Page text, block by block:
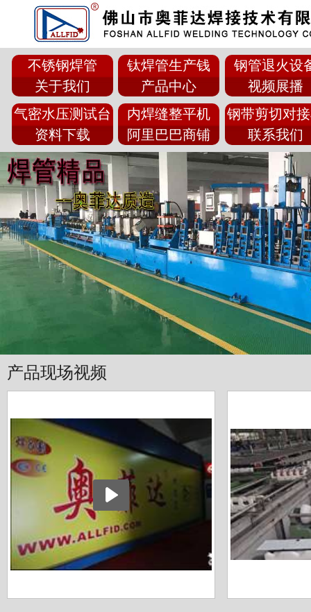
不锈钢焊管
关于我们
钛焊管生产钱
产品中心
钢管退火设
视频展播
气密水压测试台
资料下载
内焊缝整平机
阿里巴巴商铺
钢带剪切对
联系我们
产品现场视频